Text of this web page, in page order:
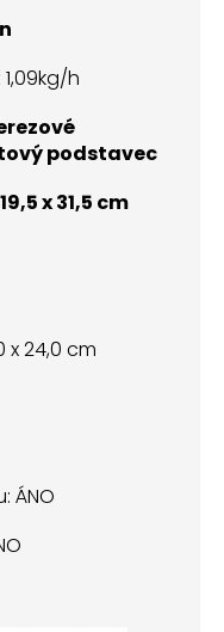
h
podstavec
x 31,5 cm
x 24,0 cm
ÁNO